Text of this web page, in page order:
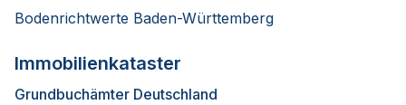
Bodenrichtwerte Baden-Württemberg
Immobilienkataster
Grundbuchämter Deutschland